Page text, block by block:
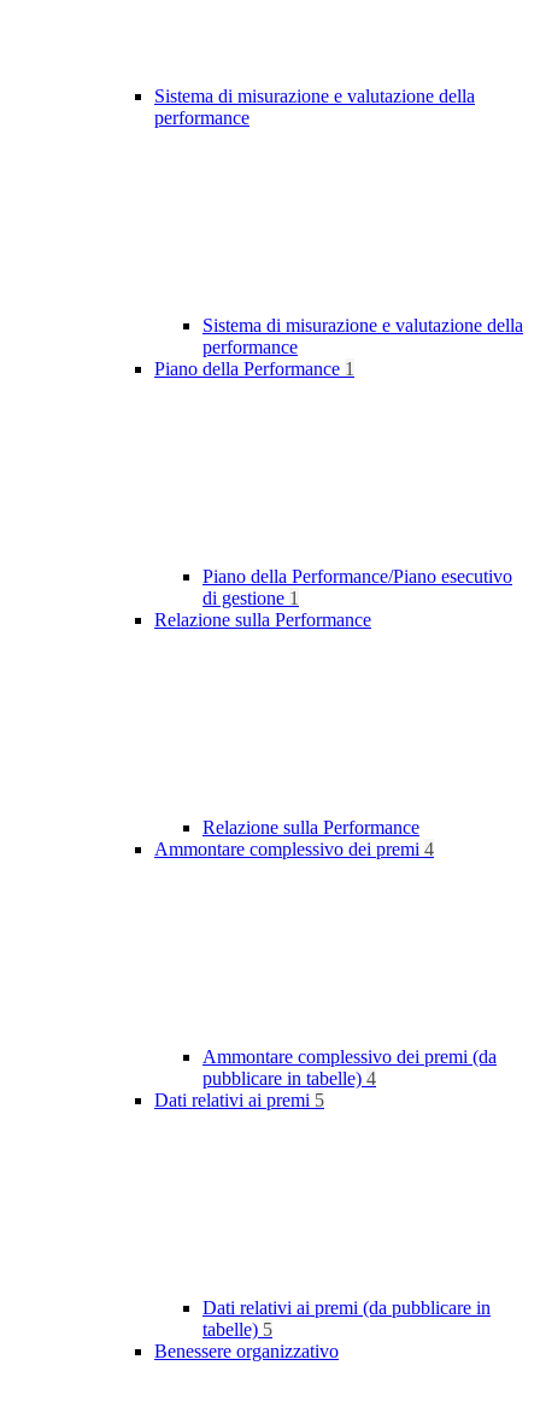
Sistema di misurazione e valutazione della
performance
Sistema di misurazione e valutazione della
performance
Piano della Performance 1
Piano della Performance/Piano esecutivo
di gestione 1
Relazione sulla Performance
Relazione sulla Performance
Ammontare complessivo dei premi 4
Ammontare complessivo dei premi (da
pubblicare in tabelle) 4
Dati relativi ai premi 5
Dati relativi ai premi (da pubblicare in
tabelle) 5
Benessere organizzativo